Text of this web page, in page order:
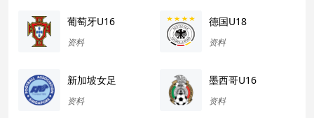
葡萄牙U16
资料
德国U18
资料
新加坡女足
资料
墨西哥U16
资料